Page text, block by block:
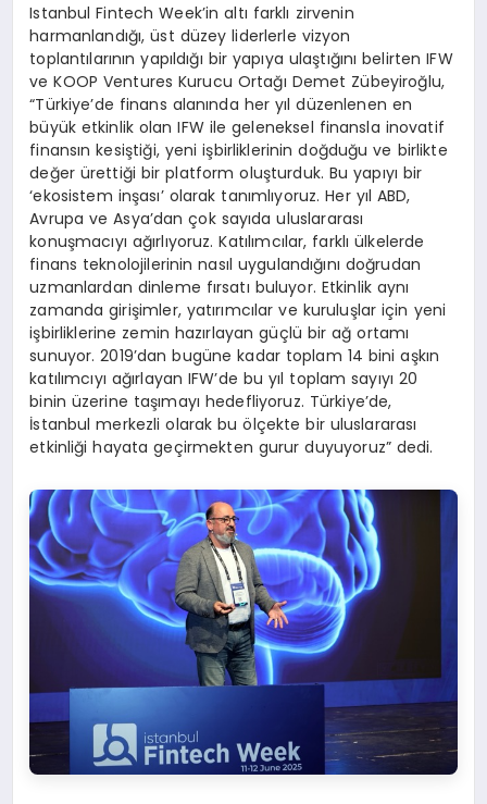
Istanbul Fintech Week’in altı farklı zirvenin
harmanlandığı, üst düzey liderlerle vizyon
toplantılarının yapıldığı bir yapıya ulaştığını belirten IFW
ve KOOP Ventures Kurucu Ortağı Demet Zübeyiroğlu,
“Türkiye’de finans alanında her yıl düzenlenen en
büyük etkinlik olan IFW ile geleneksel finansla inovatif
finansın kesiştiği, yeni işbirliklerinin doğduğu ve birlikte
değer ürettiği bir platform oluşturduk. Bu yapıyı bir
‘ekosistem inşası’ olarak tanımlıyoruz. Her yıl ABD,
Avrupa ve Asya’dan çok sayıda uluslararası
konuşmacıyı ağırlıyoruz. Katılımcılar, farklı ülkelerde
finans teknolojilerinin nasıl uygulandığını doğrudan
uzmanlardan dinleme fırsatı buluyor. Etkinlik aynı
zamanda girişimler, yatırımcılar ve kuruluşlar için yeni
işbirliklerine zemin hazırlayan güçlü bir ağ ortamı
sunuyor. 2019’dan bugüne kadar toplam 14 bini aşkın
katılımcıyı ağırlayan IFW’de bu yıl toplam sayıyı 20
binin üzerine taşımayı hedefliyoruz. Türkiye’de,
İstanbul merkezli olarak bu ölçekte bir uluslararası
etkinliği hayata geçirmekten gurur duyuyoruz” dedi.